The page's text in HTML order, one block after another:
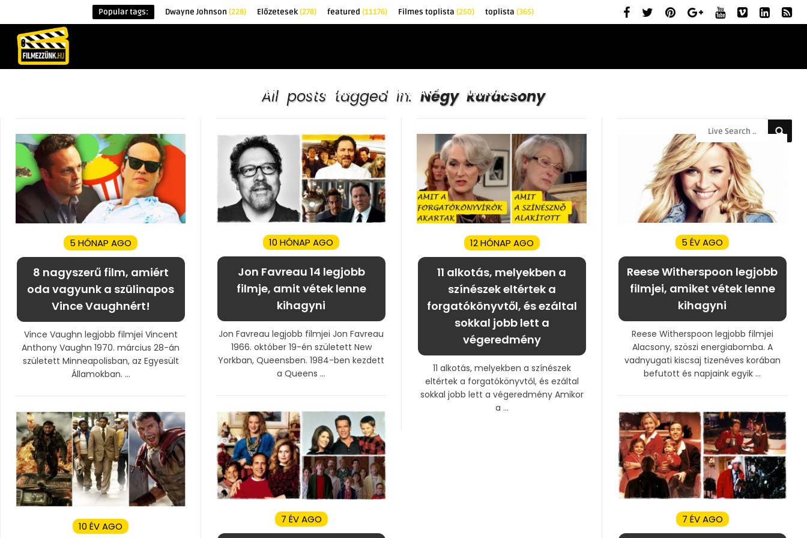
Popular tags: Dwayne Johnson (228) Előzetesek(278) featured (11176) Filmes toplista (250) toplista (365)
ÉRDEKESSÉGEK KRITIKÁK TOPLISTÁK FILMAJÁNLÓ
All posts tagged in: Négy karácsony
5 HÓNAP AGO
8 nagyszerű film, amiért
oda vagyunk a szülinapos
Vince Vaughnért!
Vince Vaughn legjobb filmjei Vincent
Anthony Vaughn 1970. március 28-án
született Minneapolisban, az Egyesült
Államokban. ...
10 HÓNAP AGO
Jon Favreau 14 legjobb
filmje, amit vétek lenne
kihagyni
Jon Favreau legjobb filmjei Jon Favreau
1966. október 19-én született New
Yorkban, Queensben. 1984-ben kezdett
a Queens ...
12 HÓNAP AGO
11 alkotás, melyekben a
színészek eltértek a
forgatókönyvtől, és ezáltal
sokkal jobb lett a
végeredmény
11 alkotás, melyekben a színészek
eltértek a forgatókönyvtől, és ezáltal
sokkal jobb lett a végeredmény Amikor
a ...
5 ÉV AGO
Reese Witherspoon legjobb
filmjei, amiket vétek lenne
kihagyni
Reese Witherspoon legjobb filmjei
Alacsony, szöszi energiabomba. A
vadnyugati kiscsaj tizenéves korában
befutott és napjaink egyik ...
7 ÉV AGO 7 ÉV AGO
10 ÉV AGO